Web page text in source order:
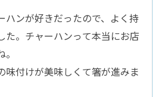
ハンが好きだったので、よく持
た。チャーハンって本当にお店
味付けが美味しくて箸が進みま